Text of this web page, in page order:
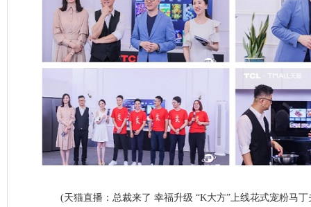
(天猫直播：总裁来了 幸福升级 “K大方”上线花式宠粉马丁